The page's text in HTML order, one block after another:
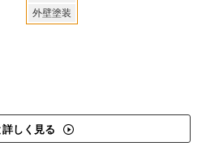
外壁塗装
詳しく見る